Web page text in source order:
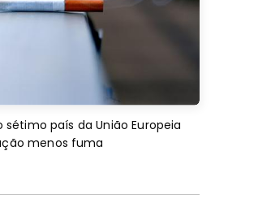
sétimo país da União Europeia
menos fuma